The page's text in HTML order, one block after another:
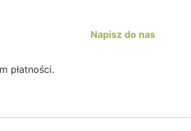
Napisz do nas
płatności.